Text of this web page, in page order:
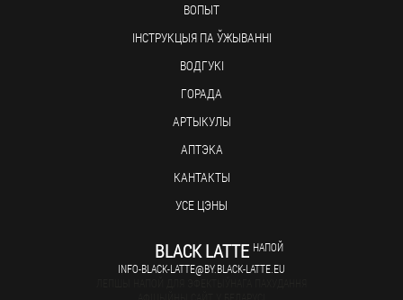
ВОПЫТ
ІНСТРУКЦЫЯ ПА ЎЖЫВАННІ
ВОДГУКІ
ГОРАДА
АРТЫКУЛЫ
АПТЭКА
КАНТАКТЫ
УСЕ ЦЭНЫ
BLACK LATTE НАПОЙ
INFO-BLACK-LATTE@BY.BLACK-LATTE.EU